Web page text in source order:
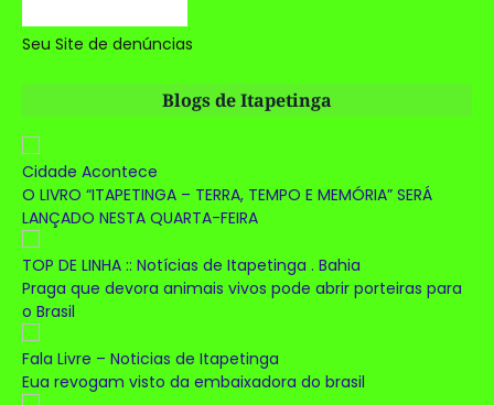
Seu Site de denúncias
Blogs de Itapetinga
Cidade Acontece
O LIVRO “ITAPETINGA – TERRA, TEMPO E MEMÓRIA” SERÁ
LANÇADO NESTA QUARTA-FEIRA
TOP DE LINHA :: Notícias de Itapetinga . Bahia
Praga que devora animais vivos pode abrir porteiras para
o Brasil
Fala Livre – Noticias de Itapetinga
Eua revogam visto da embaixadora do brasil